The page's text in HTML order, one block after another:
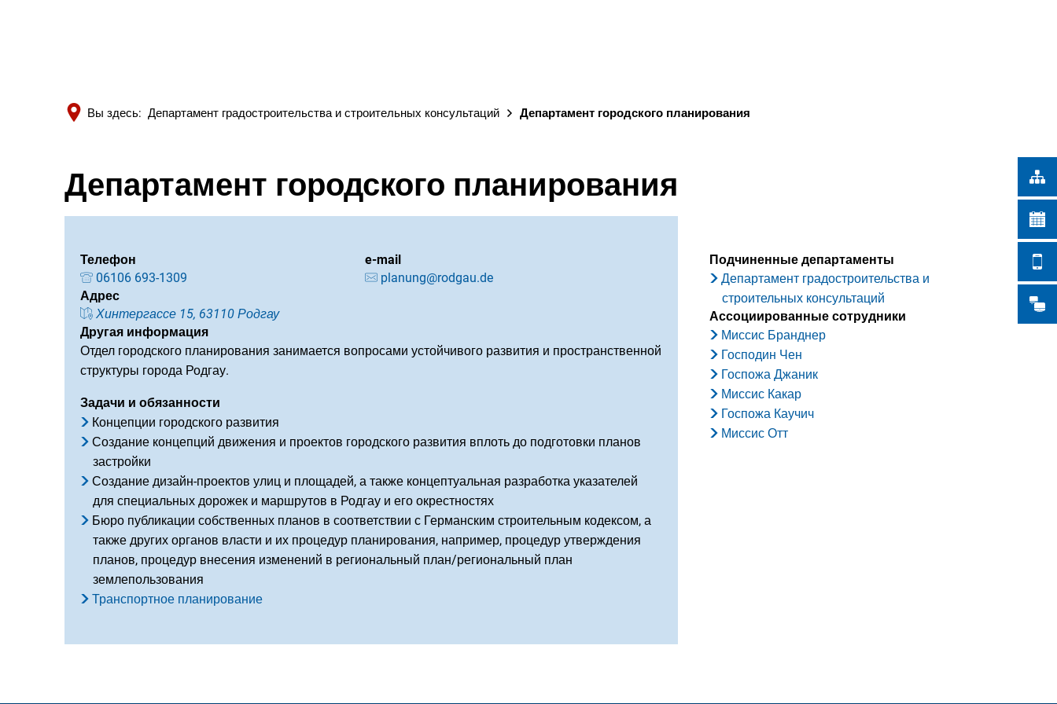
Вы здесь: Департамент градостроительства и строительных консультаций Департамент городского планирования
Департамент городского планирования
Телефон
06106 693-1309
e-mail
planung@rodgau.de
Адрес
Хинтергассе 15, 63110 Родгау
Другая информация
Отдел городского планирования занимается вопросами устойчивого развития и пространственной
структуры города Родгау.
Задачи и обязанности
Концепции городского развития
Создание концепций движения и проектов городского развития вплоть до подготовки планов
застройки
Создание дизайн-проектов улиц и площадей, а также концептуальная разработка указателей
для специальных дорожек и маршрутов в Родгау и его окрестностях
Бюро публикации собственных планов в соответствии с Германским строительным кодексом, а
также других органов власти и их процедур планирования, например, процедур утверждения
планов, процедур внесения изменений в региональный план/региональный план
землепользования
Транспортное планирование
Подчиненные департаменты
Департамент градостроительства и
строительных консультаций
Ассоциированные сотрудники
Миссис Бранднер
Господин Чен
Госпожа Джаник
Миссис Какар
Госпожа Каучич
Миссис Отт